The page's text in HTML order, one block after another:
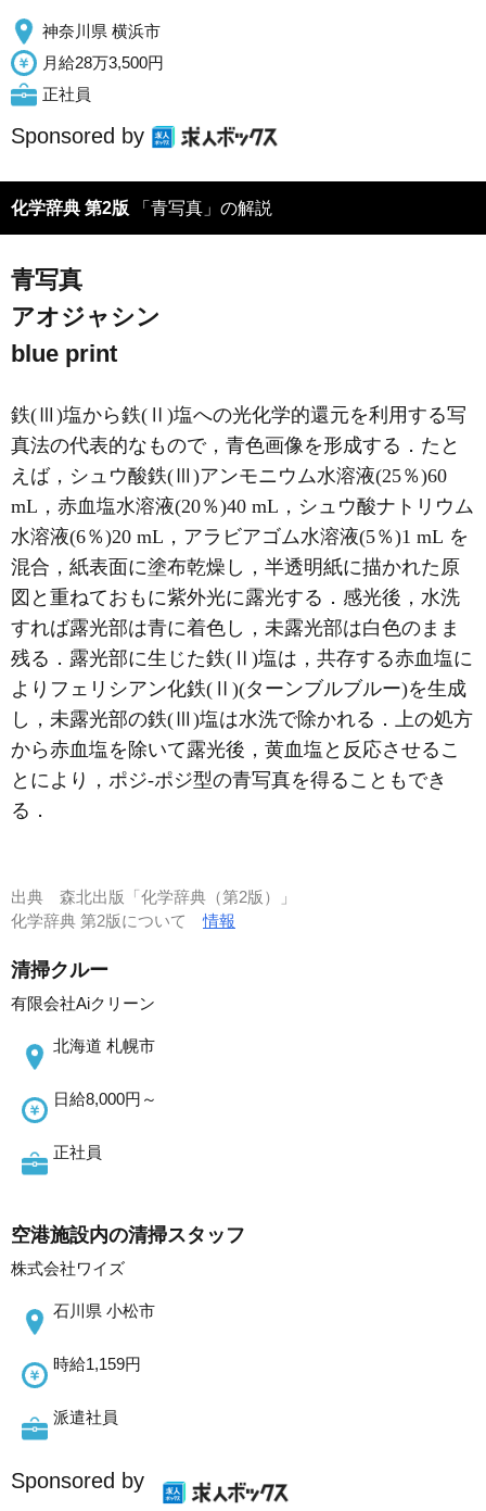
神奈川県 横浜市
月給28万3,500円
正社員
Sponsored by
化学辞典 第2版 「青写真」の解説
青写真
アオジャシン
blue print
鉄(Ⅲ)塩から鉄(Ⅱ)塩への光化学的還元を利用する写
真法の代表的なもので，青色画像を形成する．たと
えば，シュウ酸鉄(Ⅲ)アンモニウム水溶液(25％)60
mL，赤血塩水溶液(20％)40 mL，シュウ酸ナトリウム
水溶液(6％)20 mL，アラビアゴム水溶液(5％)1 mL を
混合，紙表面に塗布乾燥し，半透明紙に描かれた原
図と重ねておもに紫外光に露光する．感光後，水洗
すれば露光部は青に着色し，未露光部は白色のまま
残る．露光部に生じた鉄(Ⅱ)塩は，共存する赤血塩に
よりフェリシアン化鉄(Ⅱ)(ターンブルブルー)を生成
し，未露光部の鉄(Ⅲ)塩は水洗で除かれる．上の処方
から赤血塩を除いて露光後，黄血塩と反応させるこ
とにより，ポジ-ポジ型の青写真を得ることもでき
る．
出典 森北出版「化学辞典（第2版）」
化学辞典 第2版について情報
清掃クルー
有限会社Aiクリーン
北海道 札幌市
日給8,000円～
正社員
空港施設内の清掃スタッフ
株式会社ワイズ
石川県 小松市
時給1,159円
派遣社員
Sponsored by